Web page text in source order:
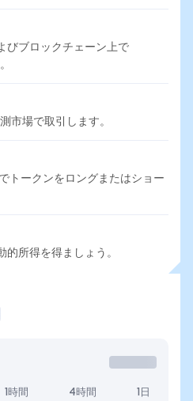
びブロックチェーン上で
市場で取引します。
トークンをロングまたはショー
的所得を得ましょう。
1時間 4時間 1日